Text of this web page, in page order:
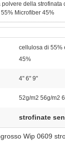
polvere della strofinata
Microfiber 45%
cellulosa di 55%
45%
4" 6" 9"
52g/m2 56g/m2
strofinate
Wip 0609